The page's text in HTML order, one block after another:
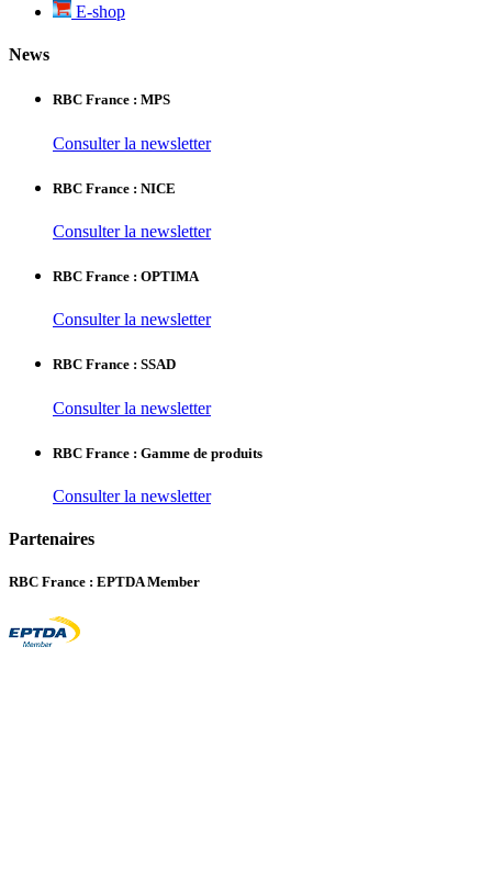
E-shop
News
RBC France : MPS
Consulter la newsletter
RBC France : NICE
Consulter la newsletter
RBC France : OPTIMA
Consulter la newsletter
RBC France : SSAD
Consulter la newsletter
RBC France : Gamme de produits
Consulter la newsletter
Partenaires
RBC France : EPTDA Member